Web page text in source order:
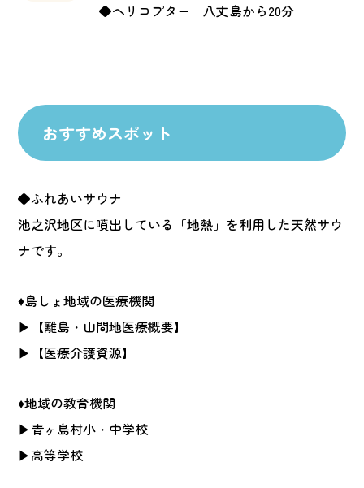
◆ヘリコプター 八丈島から20分
おすすめスポット
◆ふれあいサウナ
池之沢地区に噴出している「地熱」を利用した天然サウ
ナです。
♦島しょ地域の医療機関
▶ 【離島・山間地医療概要】
▶ 【医療介護資源】
♦地域の教育機関
▶青ヶ島村小・中学校
▶高等学校